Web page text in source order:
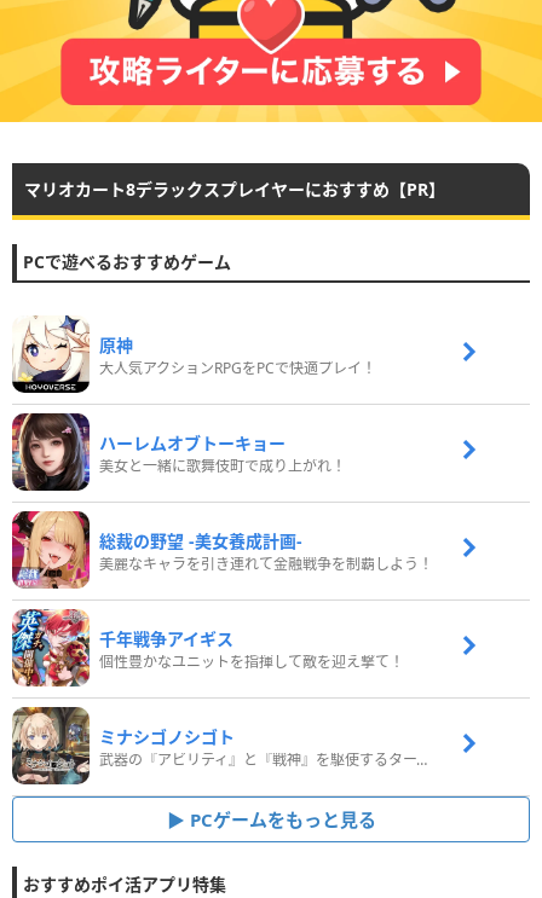
マリオカート8デラックスプレイヤーにおすすめ【PR】
PCで遊べるおすすめゲーム
原神
大人気アクションRPGをPCで快適プレイ！
ハーレムオブトーキョー
美女と一緒に歌舞伎町で成り上がれ！
総裁の野望 -美女養成計画-
美麗なキャラを引き連れて金融戦争を制覇しよう！
千年戦争アイギス
個性豊かなユニットを指揮して敵を迎え撃て！
ミナシゴノシゴト
武器の『アビリティ』と『戦神』を駆使するターン制コマンドバトルRPG！
PCゲームをもっと見る
おすすめポイ活アプリ特集